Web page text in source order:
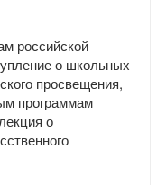
российской
о школьных
просвещения,
программам
о